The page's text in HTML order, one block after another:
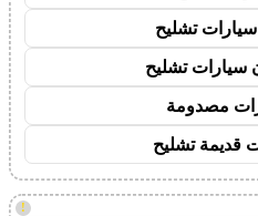
تشليح
سيارات تشليح
مصدومة
قديمة تشليح
!